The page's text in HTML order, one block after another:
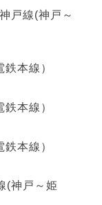
神戸線(神戸～
鉄本線）
鉄本線）
鉄本線）
(神戸～姫